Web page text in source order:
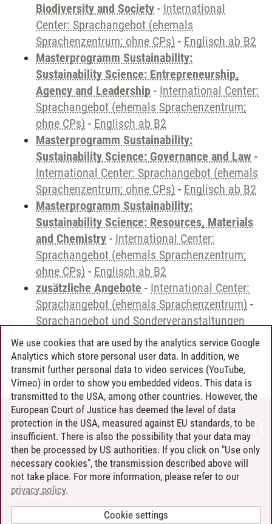
Biodiversity and Society - International
Center: Sprachangebot (ehemals
Sprachenzentrum; ohne CPs) - Englisch ab B2
Masterprogramm Sustainability:
Sustainability Science: Entrepreneurship,
Agency and Leadership - International Center:
Sprachangebot (ehemals Sprachenzentrum;
ohne CPs) - Englisch ab B2
Masterprogramm Sustainability:
Sustainability Science: Governance and Law -
International Center: Sprachangebot (ehemals
Sprachenzentrum; ohne CPs) - Englisch ab B2
Masterprogramm Sustainability:
Sustainability Science: Resources, Materials
and Chemistry - International Center:
Sprachangebot (ehemals Sprachenzentrum;
ohne CPs) - Englisch ab B2
zusätzliche Angebote - International Center:
Sprachangebot (ehemals Sprachenzentrum) -
Sprachangebot und Sonderveranstaltungen
Andreea Tribel 30.06.2024
CONTACT
LEUPHANA AS EMPLOYER
INTRANET
SITE NOTICE
PRIVACY POLICY
We use cookies that are used by the analytics service Google
Analytics which store personal user data. In addition, we
transmit further personal data to video services (YouTube,
Vimeo) in order to show you embedded videos. This data is
transmitted to the USA, among other countries. However, the
European Court of Justice has deemed the level of data
protection in the USA, measured against EU standards, to be
insufficient. There is also the possibility that your data may
then be processed by US authorities. If you click on "Use only
necessary cookies", the transmission described above will
not take place. For more information, please refer to our
privacy policy.
Cookie settings